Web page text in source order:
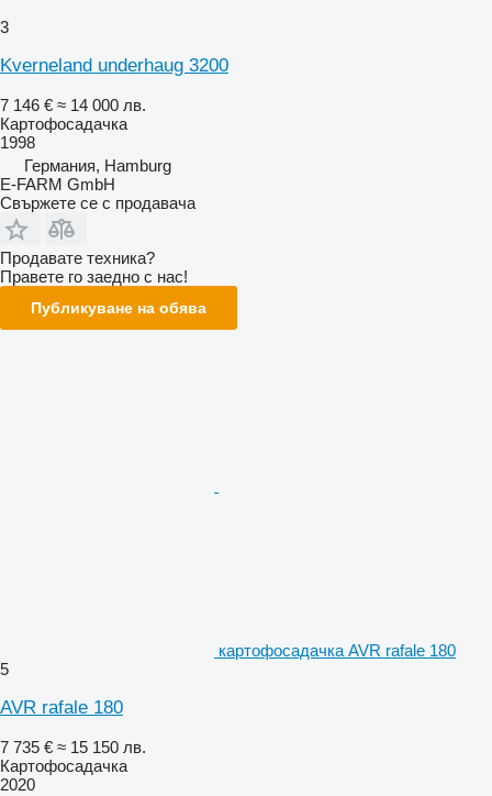
3
Kverneland underhaug 3200
7 146 € ≈ 14 000 лв.
Картофосадачка
1998
Германия, Hamburg
E-FARM GmbH
Свържете се с продавача
Продавате техника?
Правете го заедно с нас!
Публикуване на обява
картофосадачка AVR rafale 180
5
AVR rafale 180
7 735 € ≈ 15 150 лв.
Картофосадачка
2020